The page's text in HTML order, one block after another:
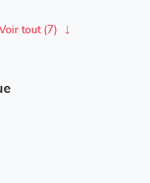
tout (7)